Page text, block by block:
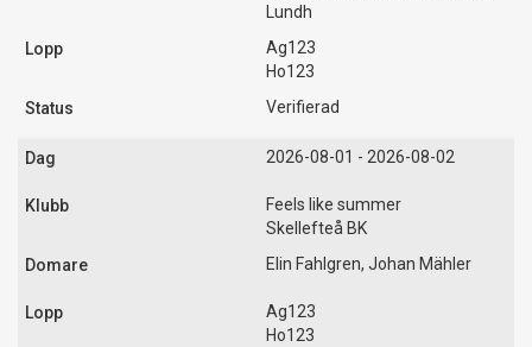
Lundh
Ag123
Ho123
Verifierad
2026-08-01 - 2026-08-02
Feels like summer
Skellefteå BK
Elin Fahlgren, Johan Mähler
Ag123
Ho123